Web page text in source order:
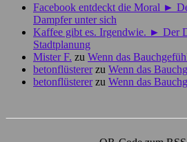
Facebook entdeckt die Moral ►
Dampfer unter sich
Kaffee gibt es. Irgendwie. ► Der
Stadtplanung
Mister F. zu Wenn das
betonflüstererzu Wenn das
betonflüstererzu Wenn das